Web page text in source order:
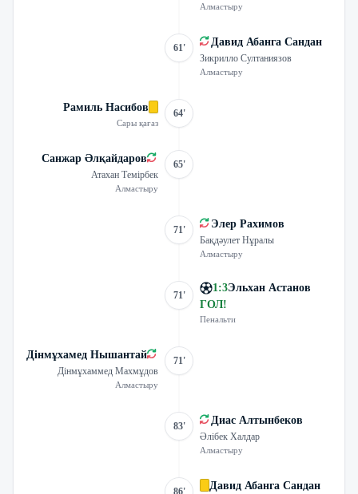
Алмастыру
61' Давид Абанга Сандан
Зикрилло Султаниязов
Алмастыру
Рамиль Насибов
Сары қағаз
64'
Санжар Әлқайдаров
Атахан Темірбек
Алмастыру
65'
71' Элер Рахимов
Бақдәулет Нұралы
Алмастыру
71'
1:3Эльхан Астанов
ГОЛ!
Пенальти
Дінмұхамед Нышантай
Дінмұхаммед Махмұдов
Алмастыру
71'
83' Диас Алтынбеков
Әлібек Халдар
Алмастыру
86' Давид Абанга Сандан